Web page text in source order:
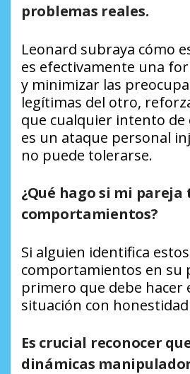
problemas reales.
Leonard subraya cómo
es efectivamente una
y minimizar las
legítimas del otro,
que cualquier intento de
es un ataque personal
no puede tolerarse.
¿Qué hago si mi pareja
comportamientos?
Si alguien identifica estos
comportamientos en su
primero que debe hacer
situación con
Es crucial reconocer
dinámicas